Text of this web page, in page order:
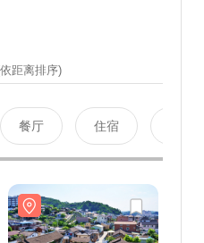
距离排序)
餐厅 住宿